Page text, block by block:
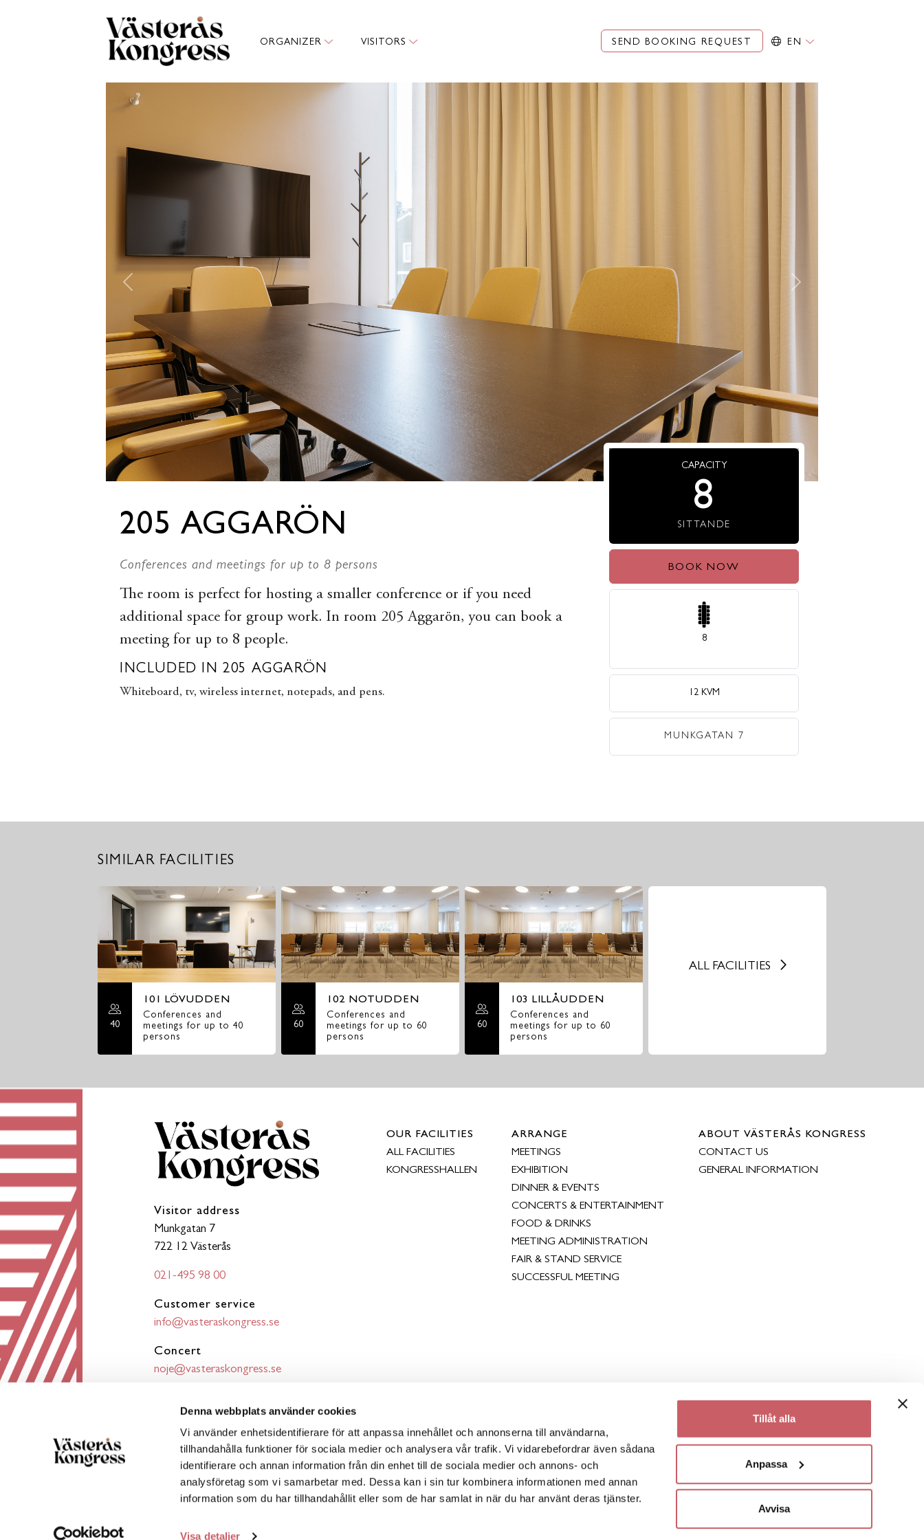
Denna webbplats använder cookies
Vi använder enhetsidentifierare för att anpassa innehållet och annonserna till användarna,
tillhandahålla funktioner för sociala medier och analysera vår trafik. Vi vidarebefordrar även sådana
identifierare och annan information från din enhet till de sociala medier och annons- och
analysföretag som vi samarbetar med. Dessa kan i sin tur kombinera informationen med annan
information som du har tillhandahållit eller som de har samlat in när du har använt deras tjänster.
Visa detaljer
Tillåt alla
Anpassa
Avvisa
ORGANIZER VISITORS SEND BOOKING REQUEST EN
Previous Next
205 AGGARÖN
Conferences and meetings for up to 8 persons
The room is perfect for hosting a smaller conference or if you need
additional space for group work. In room 205 Aggarön, you can book a
meeting for up to 8 people.
INCLUDED IN 205 AGGARÖN
Whiteboard, tv, wireless internet, notepads, and pens.
CAPACITY
8
SITTANDE
BOOK NOW
8
12 KVM
MUNKGATAN 7
SIMILAR FACILITIES
40
101 LÖVUDDEN
Conferences and
meetings for up to 40
persons
60
102 NOTUDDEN
Conferences and
meetings for up to 60
persons
60
103 LILLÅUDDEN
Conferences and
meetings for up to 60
persons
ALL FACILITIES
Visitor address
Munkgatan 7
722 12 Västerås
021-495 98 00
Customer service
info@vasteraskongress.se
Concert
noje@vasteraskongress.se
bokning@vasteraskongress.se
OUR FACILITIES
ALL FACILITIES
KONGRESSHALLEN
ARRANGE
MEETINGS
EXHIBITION
DINNER & EVENTS
CONCERTS & ENTERTAINMENT
FOOD & DRINKS
MEETING ADMINISTRATION
FAIR & STAND SERVICE
SUCCESSFUL MEETING
ABOUT VÄSTERÅS KONGRESS
CONTACT US
GENERAL INFORMATION